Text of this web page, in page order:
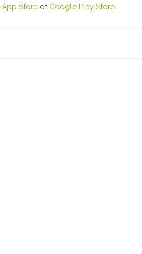
App Store of Google Play Store.